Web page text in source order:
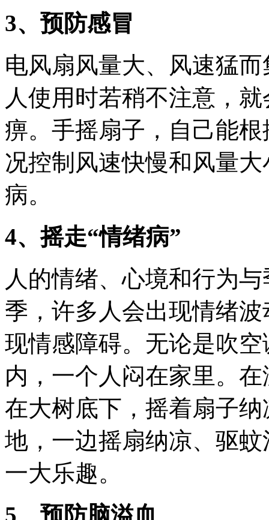
3、预防感冒
电风扇风量大、风速猛
人使用时若稍不注意，
痹。手摇扇子，自己能
况控制风速快慢和风量
病。
4、摇走“情绪病”
人的情绪、心境和行为
季，许多人会出现情绪
现情感障碍。无论是吹
内，一个人闷在家里。
在大树底下，摇着扇子
地，一边摇扇纳凉、驱
一大乐趣。
5、预防脑溢血